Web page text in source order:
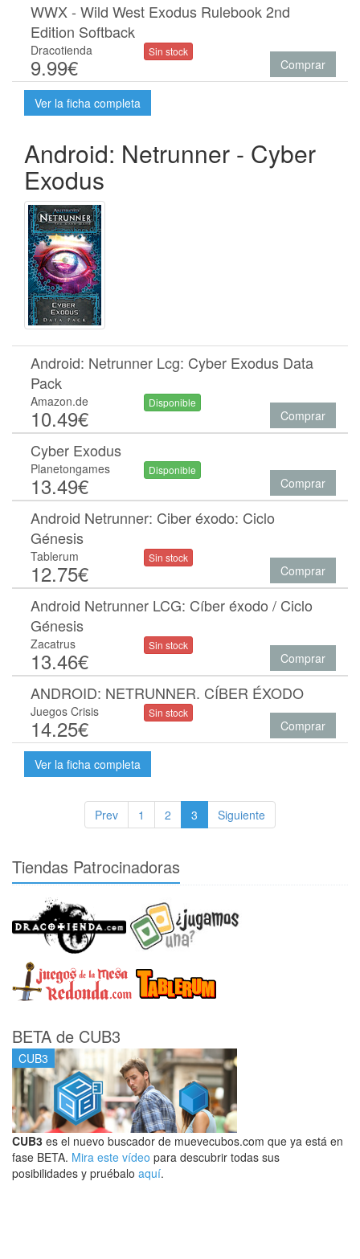
WWX - Wild West Exodus Rulebook 2nd
Edition Softback
Dracotienda
9.99€
Sin stock
Comprar
Ver la ficha completa
Android: Netrunner - Cyber
Exodus
Android: Netrunner Lcg: Cyber Exodus Data
Pack
Amazon.de
10.49€
Disponible
Comprar
Cyber Exodus
Planetongames
13.49€
Disponible
Comprar
Android Netrunner: Ciber éxodo: Ciclo
Génesis
Tablerum
12.75€
Sin stock
Comprar
Android Netrunner LCG: Cíber éxodo / Ciclo
Génesis
Zacatrus
13.46€
Sin stock
Comprar
ANDROID: NETRUNNER. CÍBER ÉXODO
Juegos Crisis
14.25€
Sin stock
Comprar
Ver la ficha completa
Prev 1 2 3 Siguiente
Tiendas Patrocinadoras
BETA de CUB3
CUB3
CUB3 es el nuevo buscador de muevecubos.com que ya está en
fase BETA. Mira este vídeo para descubrir todas sus
posibilidades y pruébalo aquí.